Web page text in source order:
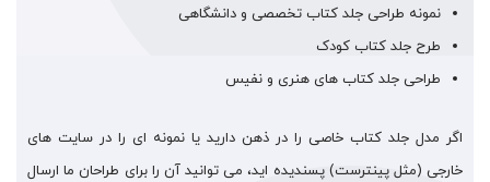
نمونه طراحی جلد کتاب تخصصی و دانشگاهی
طرح جلد کتاب کودک
طراحی جلد کتاب های هنری و نفیس
اگر مدل جلد کتاب خاصی را در ذهن دارید یا نمونه ای را در سایت های
خارجی (مثل پینترست) پسندیده اید، می توانید آن را برای طراحان ما ارسال